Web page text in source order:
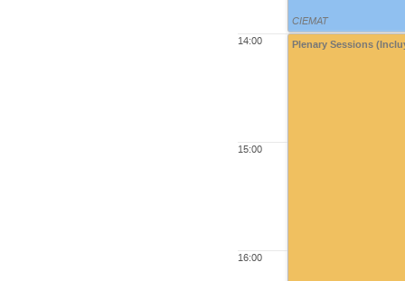
14:00
15:00
16:00
CIEMAT
Plenary Sessions